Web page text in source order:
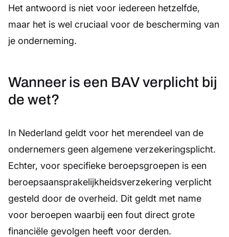
Het antwoord is niet voor iedereen hetzelfde,
maar het is wel cruciaal voor de bescherming van
je onderneming.
Wanneer is een BAV verplicht bij
de wet?
In Nederland geldt voor het merendeel van de
ondernemers geen algemene verzekeringsplicht.
Echter, voor specifieke beroepsgroepen is een
beroepsaansprakelijkheidsverzekering verplicht
gesteld door de overheid. Dit geldt met name
voor beroepen waarbij een fout direct grote
financiële gevolgen heeft voor derden.